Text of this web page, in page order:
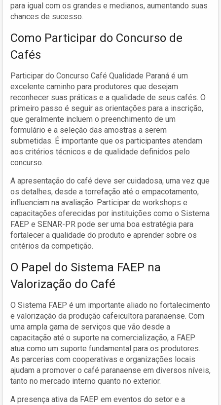
para igual com os grandes e medianos, aumentando suas
chances de sucesso.
Como Participar do Concurso de
Cafés
Participar do Concurso Café Qualidade Paraná é um
excelente caminho para produtores que desejam
reconhecer suas práticas e a qualidade de seus cafés. O
primeiro passo é seguir as orientações para a inscrição,
que geralmente incluem o preenchimento de um
formulário e a seleção das amostras a serem
submetidas. É importante que os participantes atendam
aos critérios técnicos e de qualidade definidos pelo
concurso.
A apresentação do café deve ser cuidadosa, uma vez que
os detalhes, desde a torrefação até o empacotamento,
influenciam na avaliação. Participar de workshops e
capacitações oferecidas por instituições como o Sistema
FAEP e SENAR-PR pode ser uma boa estratégia para
fortalecer a qualidade do produto e aprender sobre os
critérios da competição.
O Papel do Sistema FAEP na
Valorização do Café
O Sistema FAEP é um importante aliado no fortalecimento
e valorização da produção cafeicultora paranaense. Com
uma ampla gama de serviços que vão desde a
capacitação até o suporte na comercialização, a FAEP
atua como um suporte fundamental para os produtores.
As parcerias com cooperativas e organizações locais
ajudam a promover o café paranaense em diversos níveis,
tanto no mercado interno quanto no exterior.
A presença ativa da FAEP em eventos do setor e a